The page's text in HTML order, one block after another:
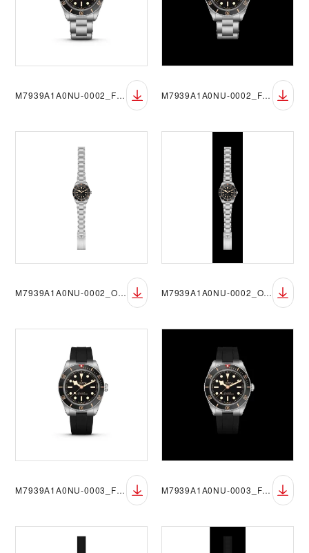
M7939A1A0NU-0002_FF_sRGB_BGW M7939A1A0NU-0002_FF_sRGB_BGB
M7939A1A0NU-0002_OF_sRGB_BGW M7939A1A0NU-0002_OF_sRGB_BGB
M7939A1A0NU-0003_FF_sRGB_BGW M7939A1A0NU-0003_FF_sRGB_BGB